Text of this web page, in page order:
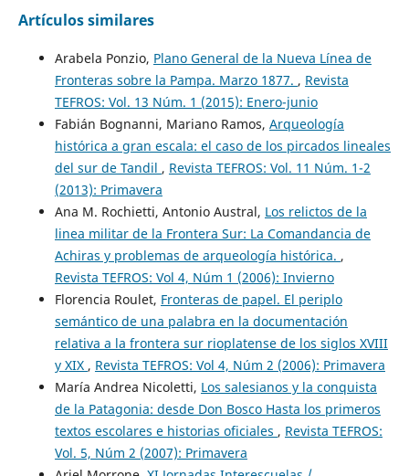
Artículos similares
Arabela Ponzio, Plano General de la Nueva Línea de
Fronteras sobre la Pampa. Marzo 1877. , Revista
TEFROS: Vol. 13 Núm. 1 (2015): Enero-junio
Fabián Bognanni, Mariano Ramos, Arqueología
histórica a gran escala: el caso de los pircados lineales
del sur de Tandil , Revista TEFROS: Vol. 11 Núm. 1-2
(2013): Primavera
Ana M. Rochietti, Antonio Austral, Los relictos de la
linea militar de la Frontera Sur: La Comandancia de
Achiras y problemas de arqueología histórica. ,
Revista TEFROS: Vol 4, Núm 1 (2006): Invierno
Florencia Roulet, Fronteras de papel. El periplo
semántico de una palabra en la documentación
relativa a la frontera sur rioplatense de los siglos XVIII
y XIX , Revista TEFROS: Vol 4, Núm 2 (2006): Primavera
María Andrea Nicoletti, Los salesianos y la conquista
de la Patagonia: desde Don Bosco Hasta los primeros
textos escolares e historias oficiales , Revista TEFROS:
Vol. 5, Núm 2 (2007): Primavera